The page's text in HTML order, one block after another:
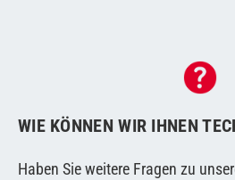
WIE KÖNNEN WIR IHNEN
Haben Sie weitere Fragen zu